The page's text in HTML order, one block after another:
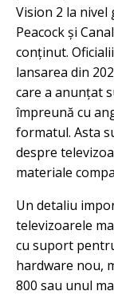
Vision 2 la
Peacock și
conținut.
lansarea din
care a anunțat
împreună cu
formatul. Asta
despre
materiale
Un detaliu
televizoarele
cu suport
hardware nou,
800 sau unul